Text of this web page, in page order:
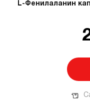
L-Фенилаланин